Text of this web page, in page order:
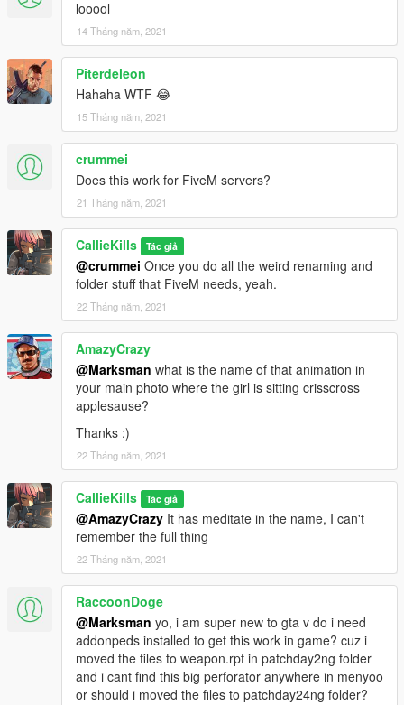
looool
14 Tháng năm, 2021
Piterdeleon
Hahaha WTF 😂
15 Tháng năm, 2021
crummei
Does this work for FiveM servers?
21 Tháng năm, 2021
CallieKills Tác giả
@crummei Once you do all the weird renaming and
folder stuff that FiveM needs, yeah.
22 Tháng năm, 2021
AmazyCrazy
@Marksman what is the name of that animation in
your main photo where the girl is sitting crisscross
applesause?
Thanks :)
22 Tháng năm, 2021
CallieKills Tác giả
@AmazyCrazy It has meditate in the name, I can't
remember the full thing
22 Tháng năm, 2021
RaccoonDoge
@Marksman yo, i am super new to gta v do i need
addonpeds installed to get this work in game? cuz i
moved the files to weapon.rpf in patchday2ng folder
and i cant find this big perforator anywhere in menyoo
or should i moved the files to patchday24ng folder?